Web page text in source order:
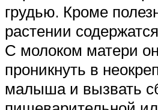
грудью. Кроме
растении
С молоком матери
проникнуть в
малыша и вызвать